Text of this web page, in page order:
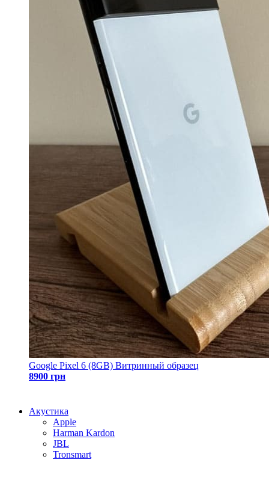
Google Pixel 6 (8GB) Витринный образец
8900 грн
Акустика
Apple
Harman Kardon
JBL
Tronsmart